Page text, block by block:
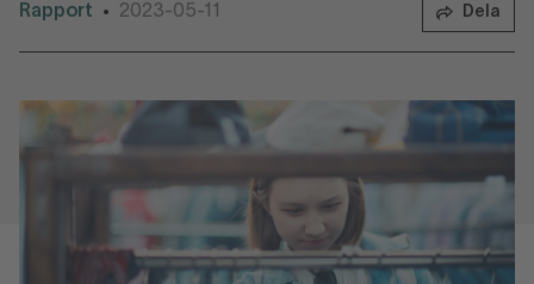
Rapport • 2023-05-11 Dela